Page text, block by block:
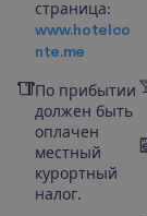
страница:
www.hotelco
nte.me
По прибытии
должен быть
оплачен
местный
курортный
налог.